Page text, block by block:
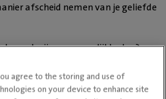
afscheid nemen van je geliefde
werkwijze en mogelijkheden?
agree to the storing and use of
on your device to enhance site